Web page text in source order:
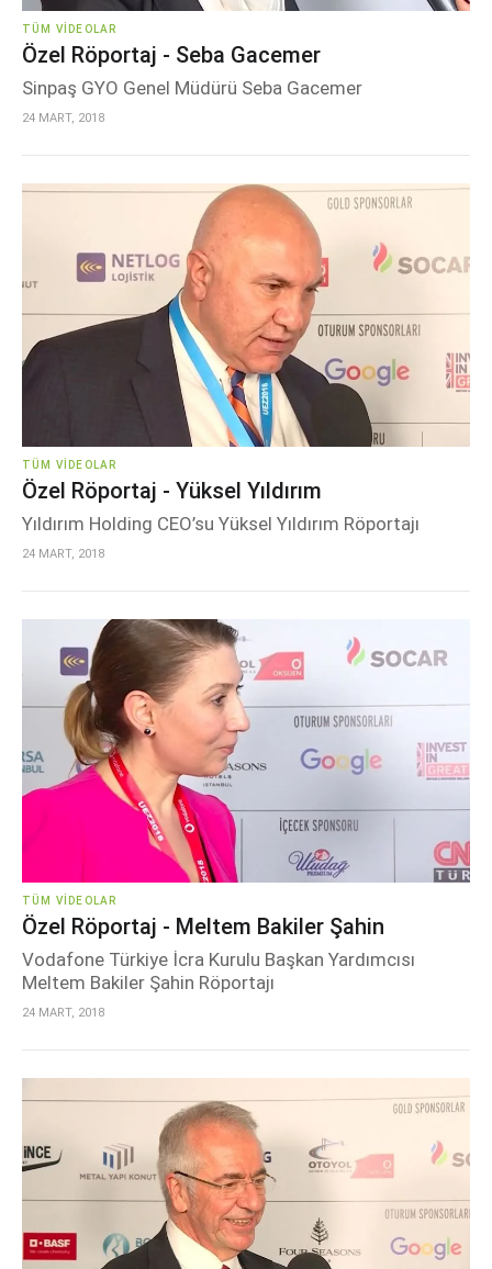
TÜM VIDEOLAR
Özel Röportaj - Seba Gacemer
Sinpaş GYO Genel Müdürü Seba Gacemer
24 MART, 2018
TÜM VIDEOLAR
Özel Röportaj - Yüksel Yıldırım
Yıldırım Holding CEO’su Yüksel Yıldırım Röportajı
24 MART, 2018
TÜM VIDEOLAR
Özel Röportaj - Meltem Bakiler Şahin
Vodafone Türkiye İcra Kurulu Başkan Yardımcısı
Meltem Bakiler Şahin Röportajı
24 MART, 2018